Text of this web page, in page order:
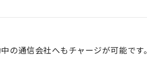
通信会社へもチャージが可能です。